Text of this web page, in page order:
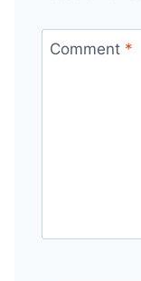
Comment *